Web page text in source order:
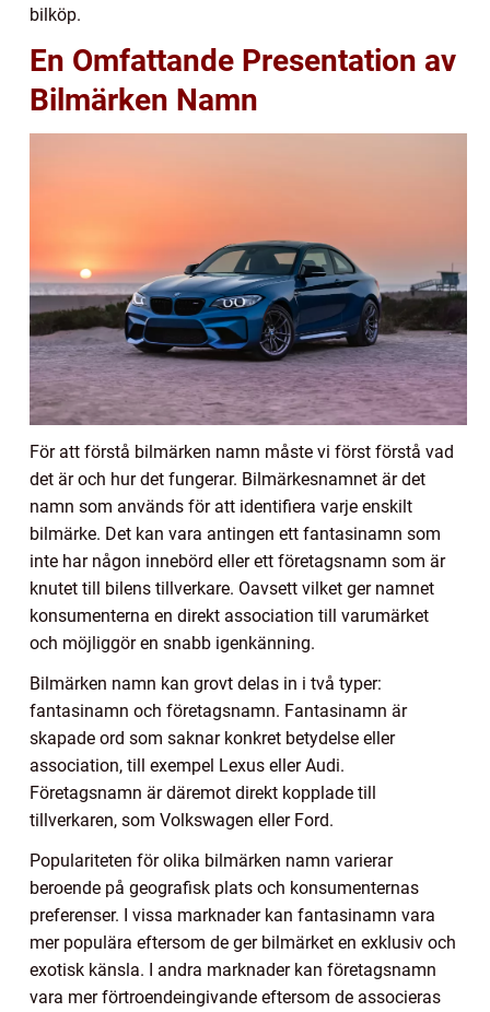
bilköp.
En Omfattande Presentation av
Bilmärken Namn
För att förstå bilmärken namn måste vi först förstå vad
det är och hur det fungerar. Bilmärkesnamnet är det
namn som används för att identifiera varje enskilt
bilmärke. Det kan vara antingen ett fantasinamn som
inte har någon innebörd eller ett företagsnamn som är
knutet till bilens tillverkare. Oavsett vilket ger namnet
konsumenterna en direkt association till varumärket
och möjliggör en snabb igenkänning.
Bilmärken namn kan grovt delas in i två typer:
fantasinamn och företagsnamn. Fantasinamn är
skapade ord som saknar konkret betydelse eller
association, till exempel Lexus eller Audi.
Företagsnamn är däremot direkt kopplade till
tillverkaren, som Volkswagen eller Ford.
Populariteten för olika bilmärken namn varierar
beroende på geografisk plats och konsumenternas
preferenser. I vissa marknader kan fantasinamn vara
mer populära eftersom de ger bilmärket en exklusiv och
exotisk känsla. I andra marknader kan företagsnamn
vara mer förtroendeingivande eftersom de associeras